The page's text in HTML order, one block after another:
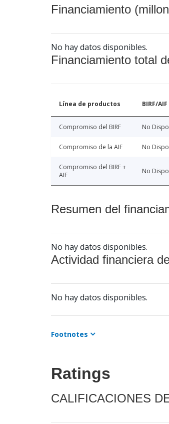
Financiamiento
No hay datos disponibles.
Financiamiento total
Línea de productos BIRF/AIF
Compromiso del BIRF No
Compromiso de la AIF No
Compromiso del BIRF +
AIF
No
Resumen del
No hay datos disponibles.
Actividad financiera
No hay datos disponibles.
Footnotes
Ratings
CALIFICACIONES